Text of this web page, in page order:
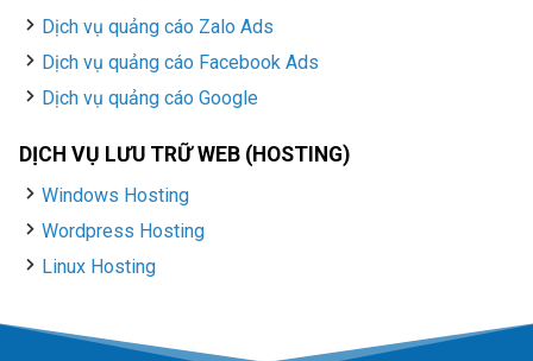
Dịch vụ quảng cáo Zalo Ads
Dịch vụ quảng cáo Facebook Ads
Dịch vụ quảng cáo Google
DỊCH VỤ LƯU TRỮ WEB (HOSTING)
Windows Hosting
Wordpress Hosting
Linux Hosting